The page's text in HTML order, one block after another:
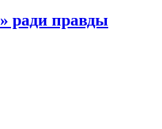
ради правды